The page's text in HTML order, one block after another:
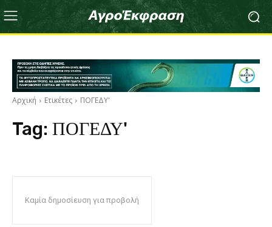
Αρχική Ετικέτες ΠΟΓΕΔΥ'
Tag: ΠΟΓΕΔΥ'
Καμία δημοσίευση για προβολή